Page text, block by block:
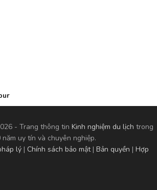
- Trang thông tin Kinh nghiệm du lịch trong
uy tín và chuyên nghiệp.
lý | Chính sách bảo mật| Bản quyền | Hợp